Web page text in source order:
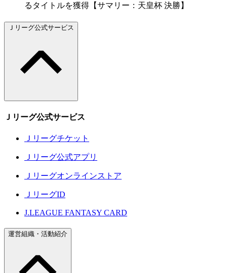
るタイトルを獲得【サマリー：天皇杯 決勝】
Ｊリーグ公式サービス
Ｊリーグ公式サービス
Ｊリーグチケット
Ｊリーグ公式アプリ
Ｊリーグオンラインストア
ＪリーグID
J.LEAGUE FANTASY CARD
運営組織・活動紹介